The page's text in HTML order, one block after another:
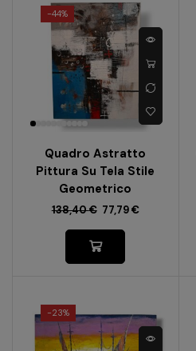
-44%
Quadro Astratto
Pittura Su Tela Stile
Geometrico
138,40€ 77,79€
-23%